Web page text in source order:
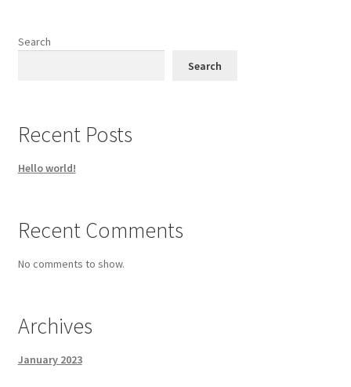
Search
Search
Recent Posts
Hello world!
Recent Comments
No comments to show.
Archives
January 2023